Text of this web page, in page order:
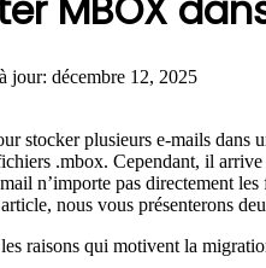
jour: décembre 12, 2025
stocker plusieurs e-mails
.mbox. Cependant, il
n’importe pas directement
nous vous présenterons
raisons qui motivent la